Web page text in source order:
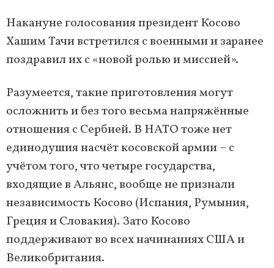
Накануне голосования президент Косово
Хашим Тачи встретился с военными и заранее
поздравил их с «новой ролью и миссией».
Разумеется, такие приготовления могут
осложнить и без того весьма напряжённые
отношения с Сербией. В НАТО тоже нет
единодушия насчёт косовской армии – с
учётом того, что четыре государства,
входящие в Альянс, вообще не признали
независимость Косово (Испания, Румыния,
Греция и Словакия). Зато Косово
поддерживают во всех начинаниях США и
Великобритания.